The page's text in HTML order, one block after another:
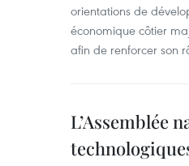
orientations de
économique côtier
afin de renforcer son
L’Assemblée